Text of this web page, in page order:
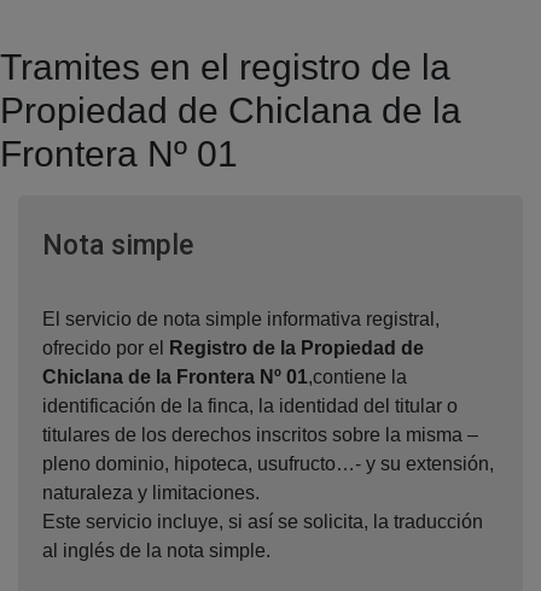
Tramites en el registro de la
Propiedad de Chiclana de la
Frontera Nº 01
Nota simpleVentana nueva
El servicio de nota simple informativa registral,
ofrecido por el
Registro de la Propiedad de
Chiclana de la Frontera Nº 01,contiene la
identificación de la finca, la identidad del titular o
titulares de los derechos inscritos sobre la misma –
pleno dominio, hipoteca, usufructo…- y su extensión,
naturaleza y limitaciones.
Este servicio incluye, si así se solicita, la traducción
al inglés de la nota simple.